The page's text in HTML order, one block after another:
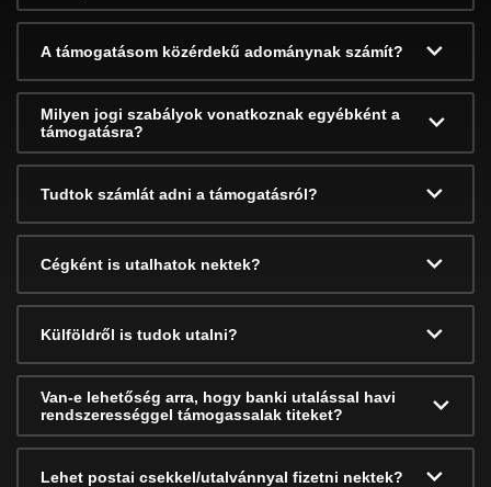
A támogatásom közérdekű adománynak számít?
Milyen jogi szabályok vonatkoznak egyébként a
támogatásra?
Tudtok számlát adni a támogatásról?
Cégként is utalhatok nektek?
Külföldről is tudok utalni?
Van-e lehetőség arra, hogy banki utalással havi
rendszerességgel támogassalak titeket?
Lehet postai csekkel/utalvánnyal fizetni nektek?